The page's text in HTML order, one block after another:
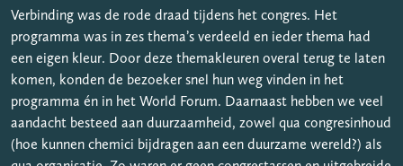
Verbinding was de rode draad tijdens het congres. Het
programma was in zes thema’s verdeeld en ieder thema had
een eigen kleur. Door deze themakleuren overal terug te laten
komen, konden de bezoeker snel hun weg vinden in het
programma én in het World Forum. Daarnaast hebben we veel
aandacht besteed aan duurzaamheid, zowel qua congresinhoud
(hoe kunnen chemici bijdragen aan een duurzame wereld?) als